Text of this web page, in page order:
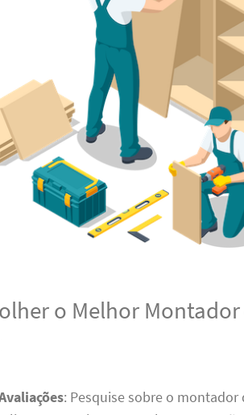
o Melhor
: Pesquise sobre o montador